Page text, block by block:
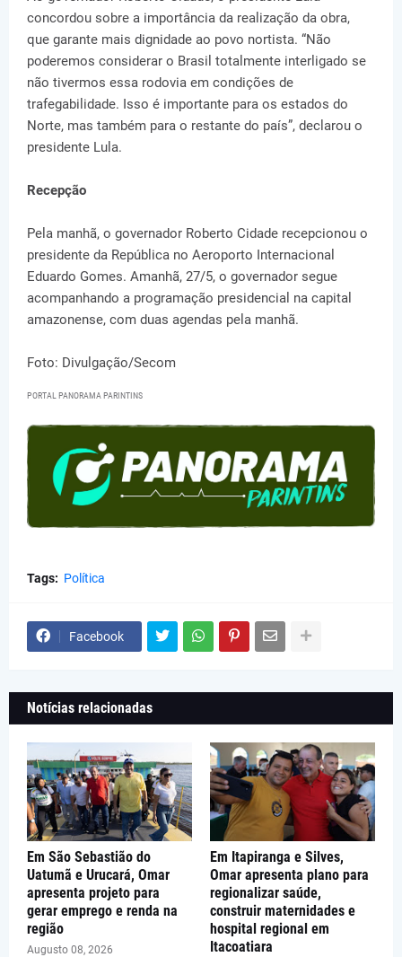
concordou sobre a importância da realização da obra,
que garante mais dignidade ao povo nortista. “Não
poderemos considerar o Brasil totalmente interligado se
não tivermos essa rodovia em condições de
trafegabilidade. Isso é importante para os estados do
Norte, mas também para o restante do país”, declarou o
presidente Lula.
Recepção
Pela manhã, o governador Roberto Cidade recepcionou o
presidente da República no Aeroporto Internacional
Eduardo Gomes. Amanhã, 27/5, o governador segue
acompanhando a programação presidencial na capital
amazonense, com duas agendas pela manhã.
Foto: Divulgação/Secom
PORTAL PANORAMA PARINTINS
Tags: Política
Facebook
Notícias relacionadas
Em São Sebastião do
Uatumã e Urucará, Omar
apresenta projeto para
gerar emprego e renda na
região
Augusto 08, 2026
Em Itapiranga e Silves,
Omar apresenta plano para
regionalizar saúde,
construir maternidades e
hospital regional em
Itacoatiara